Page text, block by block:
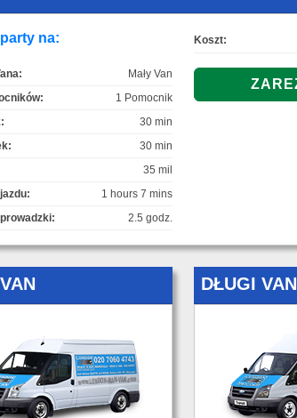
na:
Mały Van
1 Pomocnik
30 min
30 min
35 mil
1 hours 7 mins
2.5 godz.
Koszt:
DŁUGI VAN